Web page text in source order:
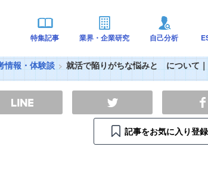
特集記事 業界・企業研究 自己分析
情報・体験談 就活で陥りがちな悩みと について
記事をお気に入り登